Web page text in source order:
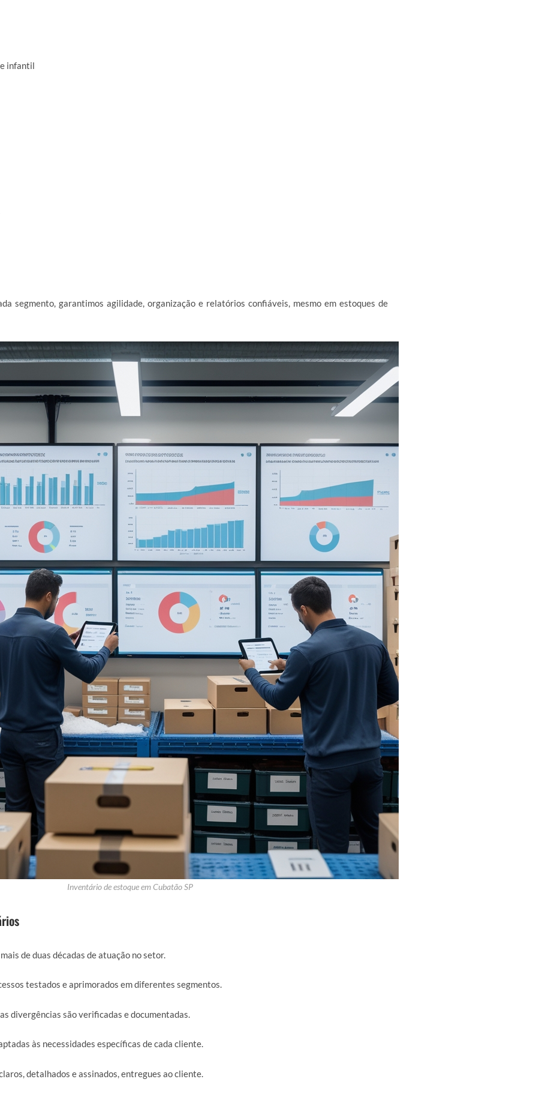
infantil
segmento, garantimos agilidade, organização e relatórios confiáveis, mesmo em estoques de
Inventário de estoque em Cubatão SP
de duas décadas de atuação no setor.
testados e aprimorados em diferentes segmentos.
divergências são verificadas e documentadas.
às necessidades específicas de cada cliente.
detalhados e assinados, entregues ao cliente.